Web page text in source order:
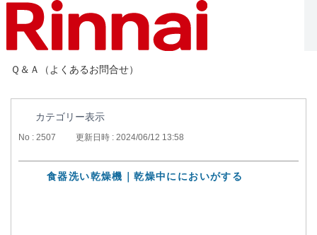
Ｑ＆Ａ（よくあるお問合せ）
カテゴリー表示
No : 2507 更新日時 : 2024/06/12 13:58
食器洗い乾燥機｜乾燥中ににおいがする